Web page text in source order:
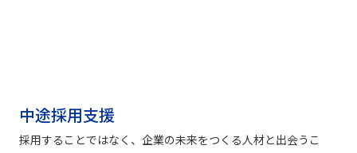
中途採用支援
採用することではなく、企業の未来をつくる人材と出会うこ